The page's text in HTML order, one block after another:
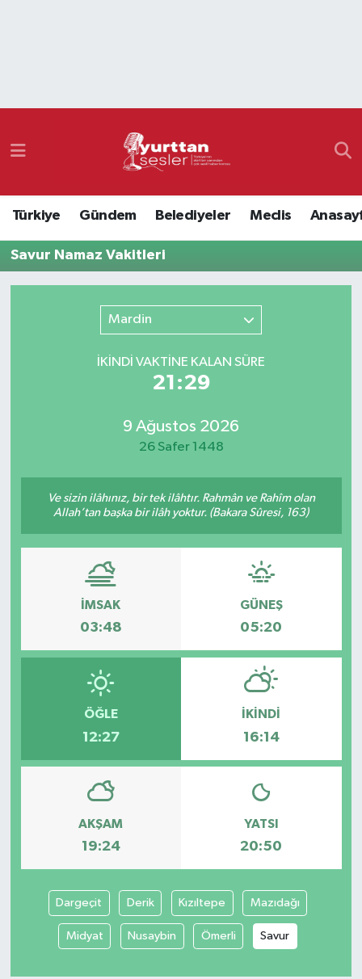
Türkiye Gündem Belediyeler Meclis
Savur Namaz Vakitleri
Mardin
İKINDI VAKTİNE KALAN SÜRE
21:29
9 Ağustos 2026
26 Safer 1448
Ve sizin ilâhınız, bir tek ilâhtır. Rahmân ve Rahîm olan
Allah’tan başka bir ilâh yoktur. (Bakara Sûresi, 163)
İMSAK
03:48
GÜNEŞ
05:20
ÖĞLE
12:27
İKINDI
16:14
AKŞAM
19:24
YATSI
20:50
Dargeçit Derik Kızıltepe Mazıdağı
Midyat Nusaybin Ömerli Savur
Namaz Vakitleri
Süper Lig Puan Durumu ve Fikstür
Son Dakika Haberleri